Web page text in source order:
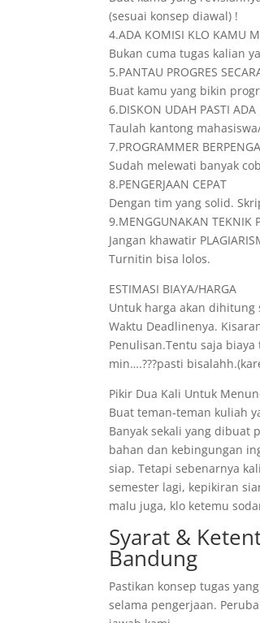
(sesuai konsep diawal) !
4.ADA KOMISI KLO KAMU
Bukan cuma tugas kalian
5.PANTAU PROGRES
Buat kamu yang bikin
6.DISKON UDAH PASTI ADA
Taulah kantong
7.PROGRAMMER
Sudah melewati banyak
8.PENGERJAAN CEPAT
Dengan tim yang solid.
9.MENGGUNAKAN TEKNIK
Jangan khawatir
Turnitin bisa lolos.
ESTIMASI BIAYA/HARGA
Untuk harga akan
Waktu Deadlinenya.
Penulisan.Tentu saja
min….???pasti
Pikir Dua Kali Untuk
Buat teman-teman kuliah
Banyak sekali yang dibuat
bahan dan kebingungan
siap. Tetapi sebenarnya
semester lagi, kepikiran
malu juga, klo ketemu
Syarat &
Bandung
Pastikan konsep tugas
selama pengerjaan.